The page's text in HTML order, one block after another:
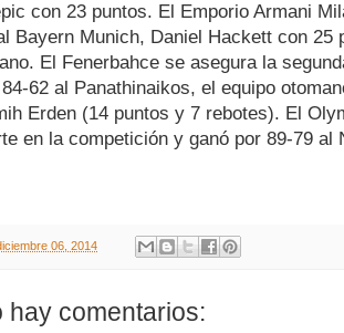
con 23 puntos. El Emporio Armani
Bayern Munich, Daniel Hackett con 25
El Fenerbahce se asegura la
62 al Panathinaikos, el equipo
Erden (14 puntos y 7 rebotes). El
en la competición y ganó por 89-79 al
06, 2014
hay comentarios: